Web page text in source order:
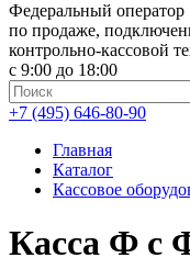
Федеральный оператор
по продаже,
контрольно-кассовой
с 9:00 до 18:00
+7 (495) 646-80-90
Главная
Каталог
Кассовое
Касса Ф с